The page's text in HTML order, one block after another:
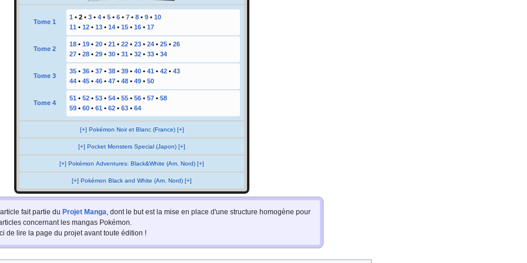
Tome 1
1 • 2 • 3 • 4 • 5 • 6 • 7 • 8 • 9 • 10
11 • 12 • 13 • 14 • 15 • 16 • 17
Tome 2
18 • 19 • 20 • 21 • 22 • 23 • 24 • 25 • 26
27 • 28 • 29 • 30 • 31 • 32 • 33 • 34
Tome 3
35 • 36 • 37 • 38 • 39 • 40 • 41 • 42 • 43
44 • 45 • 46 • 47 • 48 • 49 • 50
Tome 4
51 • 52 • 53 • 54 • 55 • 56 • 57 • 58
59 • 60 • 61 • 62 • 63 • 64
[+] Pokémon Noir et Blanc (France) [+]
[+] Pocket Monsters Special (Japon) [+]
[+] Pokémon Adventures: Black&White (Am. Nord) [+]
[+] Pokémon Black and White (Am. Nord) [+]
fait partie du Projet Manga, dont le but est la mise en place d'une structure homogène pour
concernant les mangas Pokémon.
de lire la page du projet avant toute édition !